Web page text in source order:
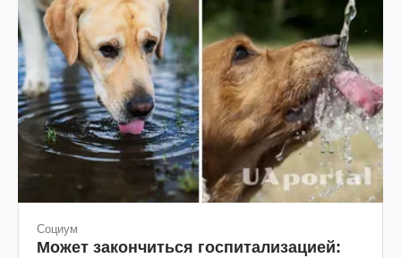
Социум
Может закончиться госпитализацией: